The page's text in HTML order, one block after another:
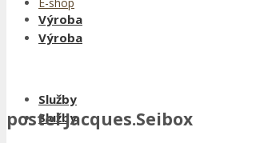
Výroba
Služby
Výroba
Služby
postel Jacques.Seibox